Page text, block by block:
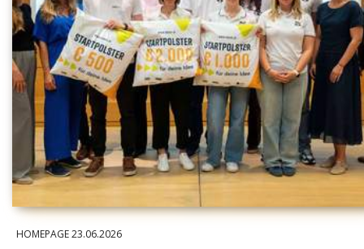
HOMEPAGE23.06.2026